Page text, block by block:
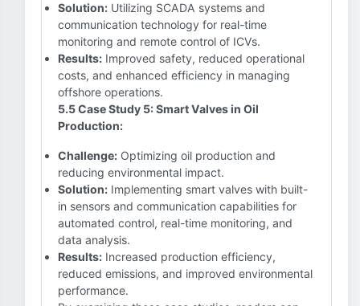
Solution: Utilizing SCADA systems and
communication technology for real-time
monitoring and remote control of ICVs.
Results: Improved safety, reduced operational
costs, and enhanced efficiency in managing
offshore operations.
5.5 Case Study 5: Smart Valves in Oil
Production:
Challenge: Optimizing oil production and
reducing environmental impact.
Solution: Implementing smart valves with built-
in sensors and communication capabilities for
automated control, real-time monitoring, and
data analysis.
Results: Increased production efficiency,
reduced emissions, and improved environmental
performance.